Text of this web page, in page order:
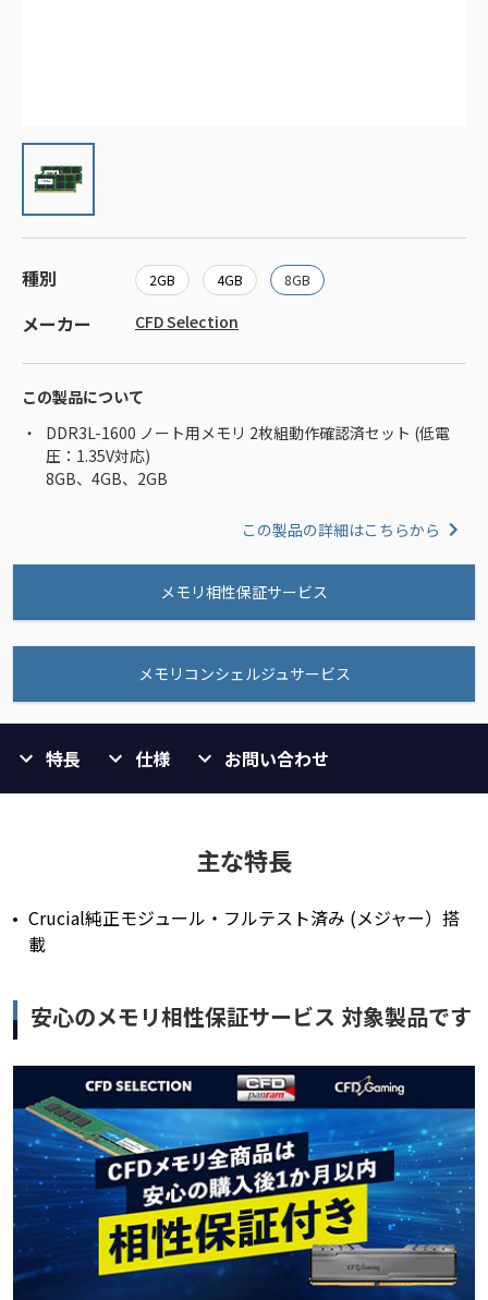
種別 2GB 4GB 8GB
メーカー CFD Selection
この製品について
DDR3L-1600 ノート用メモリ 2枚組動作確認済セット (低電
圧：1.35V対応)
8GB、4GB、2GB
この製品の詳細はこちらから
メモリ相性保証サービス
メモリコンシェルジュサービス
特長 仕様 お問い合わせ
主な特長
Crucial純正モジュール・フルテスト済み (メジャー）搭
載
安心のメモリ相性保証サービス 対象製品です